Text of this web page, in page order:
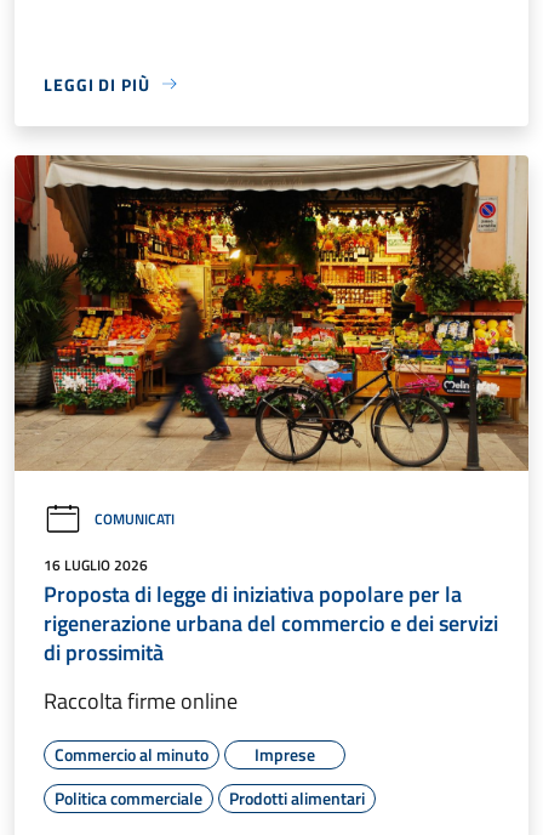
LEGGI DI PIÙ
COMUNICATI
16 LUGLIO 2026
Proposta di legge di iniziativa popolare per la
rigenerazione urbana del commercio e dei servizi
di prossimità
Raccolta firme online
Commercio al minuto
Imprese
Politica commerciale
Prodotti alimentari